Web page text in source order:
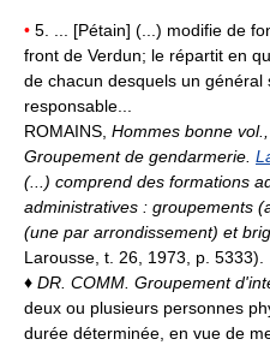
• 5. ... [Pétain] (...) modifie de
front de Verdun; le répartit en
de chacun desquels un général
responsable...
ROMAINS, Hommes bonne vol.,
Groupement de gendarmerie.
(...) comprend des formations
administratives : groupements
(une par arrondissement) et
Larousse, t. 26, 1973, p. 5333).
♦ DR. COMM. Groupement
deux ou plusieurs personnes
durée déterminée, en vue de